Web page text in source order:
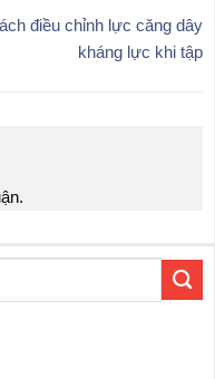
điều chỉnh lực căng dây
kháng lực khi tập